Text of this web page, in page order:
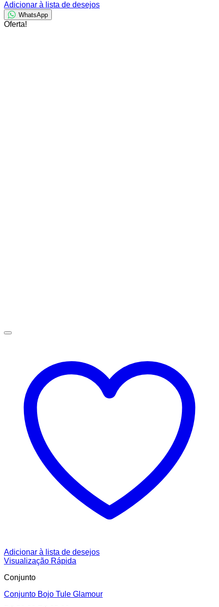
Adicionar à lista de desejos
WhatsApp
Oferta!
Adicionar à lista de desejos
Visualização Rápida
Conjunto
Conjunto Bojo Tule Glamour